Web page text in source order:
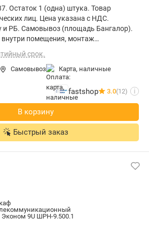
Остаток 1 (одна) штука. Товар
лиц. Цена указана с НДС.
и РБ. Самовывоз (площадь Бангалор).
внутри помещения, монтаж
срок.
Самовывоз карта, наличные
fastshop 3.0(12) i
В корзину
Быстрый заказ